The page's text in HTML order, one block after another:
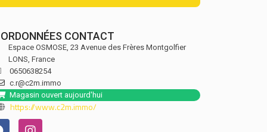
CONTACT
Espace OSMOSE, 23 Avenue des Frères Montgolfier
LONS, France
0650638254
c.r@c2m.immo
Magasin ouvert aujourd'hui
https://www.c2m.immo/